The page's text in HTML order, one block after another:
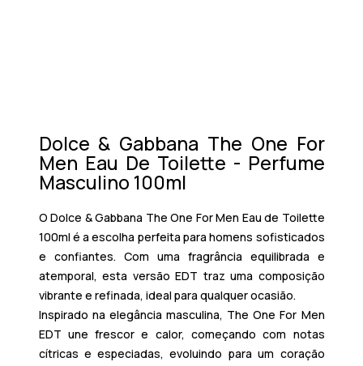
Dolce & Gabbana The One For
Men Eau De Toilette - Perfume
Masculino 100ml
O Dolce & Gabbana The One For Men Eau de Toilette
100ml é a escolha perfeita para homens sofisticados
e confiantes. Com uma fragrância equilibrada e
atemporal, esta versão EDT traz uma composição
vibrante e refinada, ideal para qualquer ocasião.
Inspirado na elegância masculina, The One For Men
EDT une frescor e calor, começando com notas
cítricas e especiadas, evoluindo para um coração